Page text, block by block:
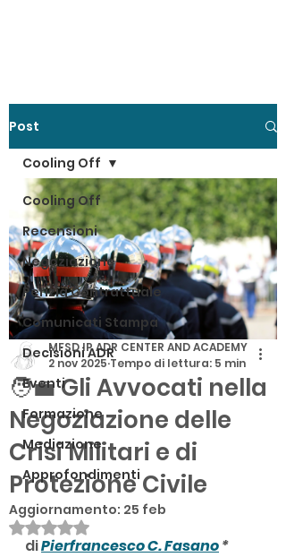
Post
Cooling Off
Recensioni
Negoziazione
Perizia Contrattuale
Comunicati Stampa
Decisioni ADR
Eventi
Formazione
Mediazione
Approfondimenti
Cooling Off
🧑‍💼 Gli Avvocati nella
Negoziazione delle
Crisi Militari e di
Protezione Civile
MFSD IP ADR CENTER AND ACADEMY
2 nov 2025 Tempo di lettura: 5 min
Aggiornamento: 25 feb
Valutazione NaN stelle su 5.
di Pierfrancesco C. Fasano *